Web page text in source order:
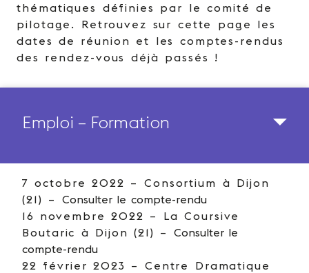
thématiques définies par le comité de
pilotage. Retrouvez sur cette page les
dates de réunion et les comptes-rendus
des rendez-vous déjà passés !
Emploi – Formation
7 octobre 2022 – Consortium à Dijon
(21) – Consulter le compte-rendu
16 novembre 2022 – La Coursive
Boutaric à Dijon (21) – Consulter le
compte-rendu
22 février 2023 – Centre Dramatique